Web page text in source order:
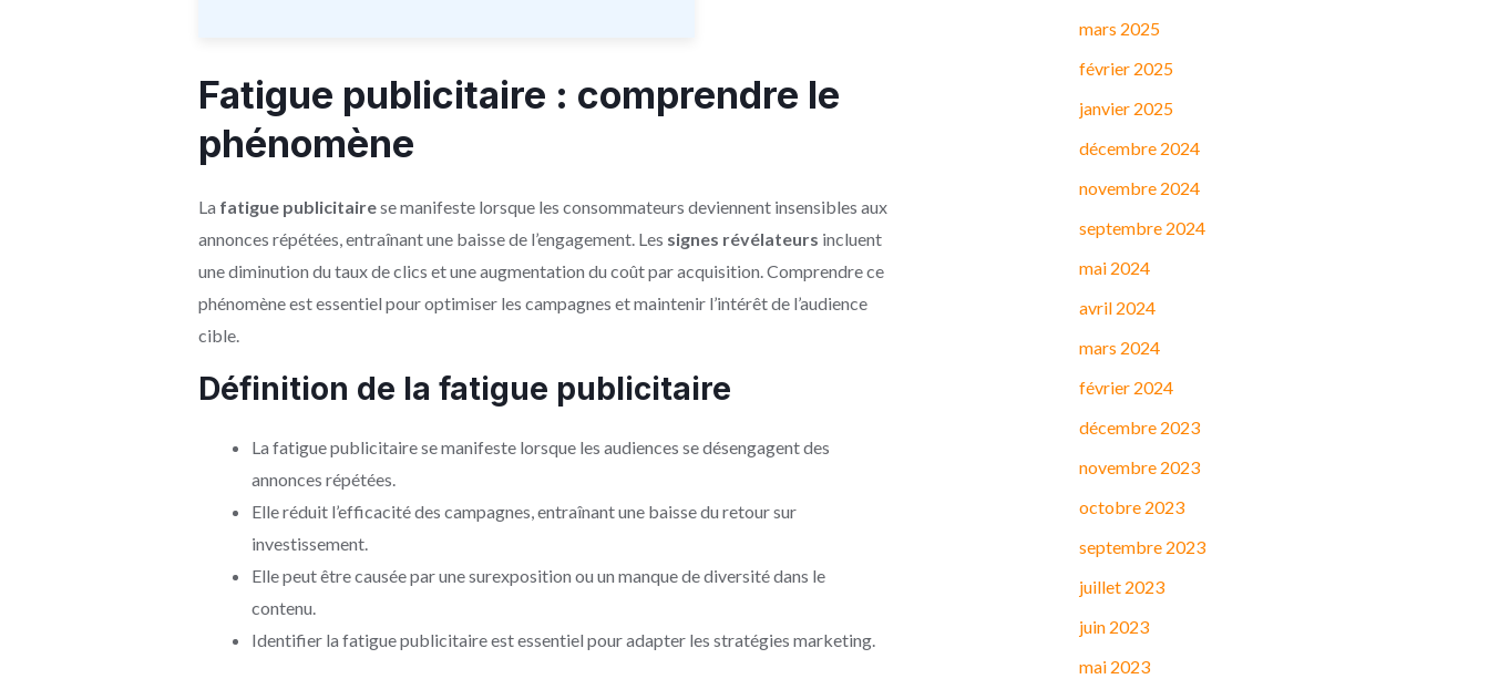
Fatigue publicitaire : comprendre le
phénomène
La fatigue publicitairese manifeste lorsque les consommateurs deviennent insensibles aux
annonces répétées, entraînant une baisse de l’engagement. Les signes révélateurs incluent
une diminution du taux de clics et une augmentation du coût par acquisition. Comprendre ce
phénomène est essentiel pour optimiser les campagnes et maintenir l’intérêt de l’audience
cible.
Définition de la fatigue publicitaire
La fatigue publicitaire se manifeste lorsque les audiences se désengagent des
annonces répétées.
Elle réduit l’efficacité des campagnes, entraînant une baisse du retour sur
investissement.
Elle peut être causée par une surexposition ou un manque de diversité dans le
contenu.
Identifier la fatigue publicitaire est essentiel pour adapter les stratégies marketing.
mars 2025
février 2025
janvier 2025
décembre 2024
novembre 2024
septembre 2024
mai 2024
avril 2024
mars 2024
février 2024
décembre 2023
novembre 2023
octobre 2023
septembre 2023
juillet 2023
juin 2023
mai 2023